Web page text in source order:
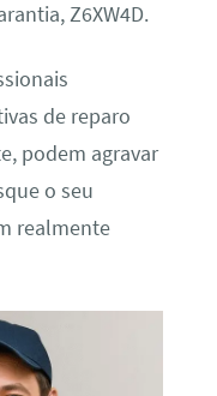
Z6XW4D.
de reparo
podem agravar
o seu
realmente